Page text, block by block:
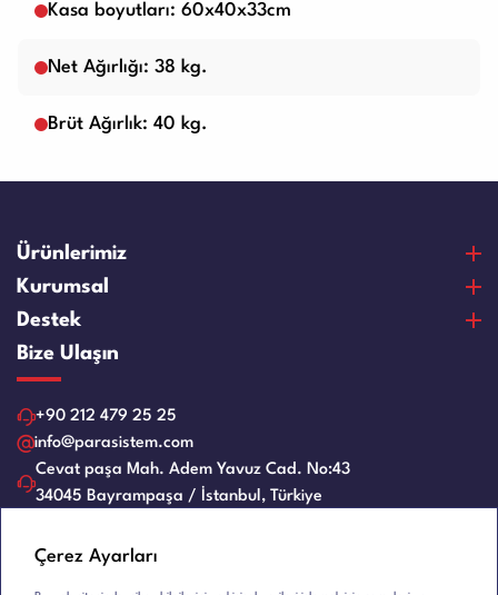
Kasa boyutları: 60x40x33cm
Net Ağırlığı: 38 kg.
Brüt Ağırlık: 40 kg.
Ürünlerimiz
Para Sayma Makineleri
Para Kontrol Makineleri
Bozuk Para Sayma Makineleri
Elektronik Çelik Para Kasaları
Nakit Para Çekmeceleri
Evrak Kağıt İmha Makineleri
Laminasyon Makineleri
Ciltleme Makineleri
Eski Ürünler
Kurumsal
Hakkımızda
Vizyon & Misyon
Sertifikalar
Referanslar
İnsan Kaynakları
Blog
Destek
Satın Alma Ve Ödeme
Garanti ve Memnuniyet
Ürün Bakım Videoları
Servis Talep Formu
Bayilik
İş Başvuru Formu
Bize Ulaşın
+90 212 479 25 25
info@parasistem.com
Cevat paşa Mah. Adem Yavuz Cad. No:43
34045 Bayrampaşa / İstanbul, Türkiye
E-Bülten
Çerez Ayarları